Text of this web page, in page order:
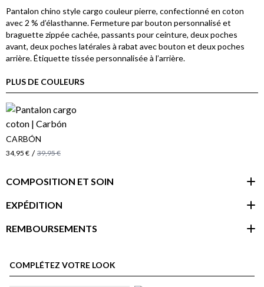
Pantalon chino style cargo couleur pierre, confectionné en coton
avec 2 % d’élasthanne. Fermeture par bouton personnalisé et
braguette zippée cachée, passants pour ceinture, deux poches
avant, deux poches latérales à rabat avec bouton et deux poches
arrière. Étiquette tissée personnalisée à l’arrière.
PLUS DE COULEURS
CARBÓN
34,95 € / 39,95 €
COMPOSITION ET SOIN
EXPÉDITION
REMBOURSEMENTS
COMPLÉTEZ VOTRE LOOK